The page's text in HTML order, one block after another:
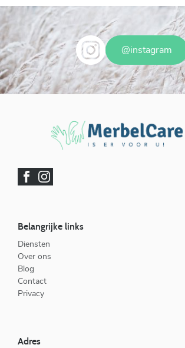
@instagram
Belangrijke links
Diensten
Over ons
Blog
Contact
Privacy
Adres